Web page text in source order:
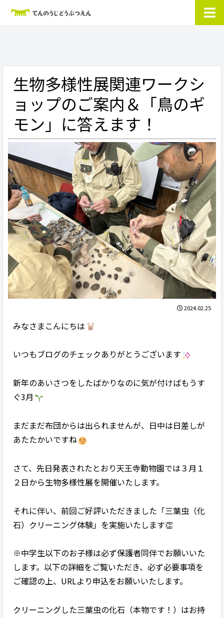
生物多様性展関連ワークシ
ョップのご案内＆「鳥のギ
モン」に答えます！
2024.02.25
みなさまこんにちは
いつもブログのチェックありがとうございます
新年のあいさつをしたばかりなのに気が付けばもうす
ぐ3月
まだまだ布団からは出られませんが、日中は日差しが
あたたかいですね
さて、先日発表されたとおり天王寺動物園では３月１
２日から生物多様性展を開催いたします。
それに伴い、前回ご好評いただきました「三葉虫（化
石）クリーニング体験」を実施いたします👏
※中学生以下のお子様は必ず保護者同伴でお願いいた
します。以下の詳細をご覧いただき、必ず必要事項を
ご確認の上、URLより申込をお願いいたします。
クリーニングした三葉虫の化石（本物です！）はお持